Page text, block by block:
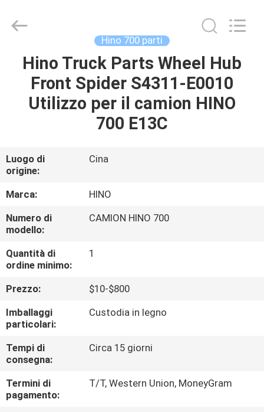
CASA
PRODOTTI
NOI
GIRO
DELLA
FABBRICA
CONTROLLO
DI
QUALITÀ
CONTATTICI
NOTIZIE
Technology
Hino 700 parti
Hino Truck Parts Wheel Hub
Front Spider S4311-E0010
Utilizzo per il camion HINO
700 E13C
Luogo di
origine:
Cina
Marca:
HINO
Numero di
modello:
CAMION HINO 700
Quantità di
ordine minimo:
1
Prezzo:
$10-$800
Imballaggi
particolari:
Custodia in legno
Tempi di
consegna:
Circa 15 giorni
Termini di
pagamento:
T/T, Western Union, MoneyGram